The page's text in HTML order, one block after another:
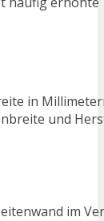
in
und
im